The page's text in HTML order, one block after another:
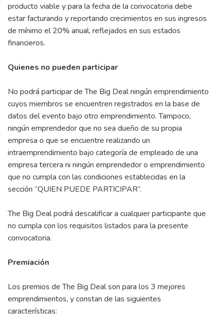
producto viable y para la fecha de la convocatoria debe
estar facturando y reportando crecimientos en sus ingresos
de mínimo el 20% anual, reflejados en sus estados
financieros.
Quienes no pueden participar
No podrá participar de The Big Deal ningún emprendimiento
cuyos miembros se encuentren registrados en la base de
datos del evento bajo otro emprendimiento. Tampoco,
ningún emprendedor que no sea dueño de su propia
empresa o que se encuentre realizando un
intraemprendimiento bajo categoría de empleado de una
empresa tercera ni ningún emprendedor o emprendimiento
que no cumpla con las condiciones establecidas en la
sección ‘’QUIEN PUEDE PARTICIPAR’’.
The Big Deal podrá descalificar a cualquier participante que
no cumpla con los requisitos listados para la presente
convocatoria.
Premiación
Los premios de The Big Deal son para los 3 mejores
emprendimientos, y constan de las siguientes
características: